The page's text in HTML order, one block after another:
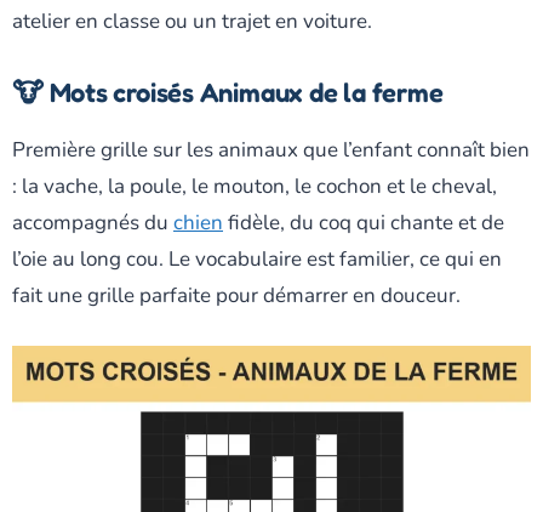
atelier en classe ou un trajet en voiture.
🐮 Mots croisés Animaux de la ferme
Première grille sur les animaux que l’enfant connaît bien
: la vache, la poule, le mouton, le cochon et le cheval,
accompagnés du chien fidèle, du coq qui chante et de
l’oie au long cou. Le vocabulaire est familier, ce qui en
fait une grille parfaite pour démarrer en douceur.